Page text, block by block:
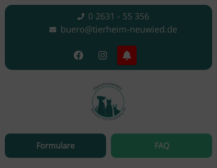
0 2631 - 55 356
buero@tierheim-neuwied.de
Formulare FAQ